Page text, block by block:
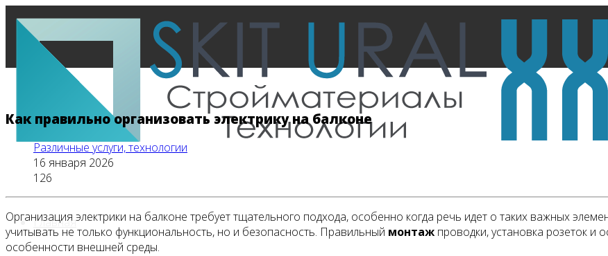
Главная
Как правильно организовать электрику на балконе
Различные услуги, технологии
16 января 2026
126
Организация электрики на балконе требует тщательного подхода, особенно когда речь идет о таких важных
учитывать не только функциональность, но и безопасность. Правильный монтаж проводки, установка розеток и
особенности внешней среды.